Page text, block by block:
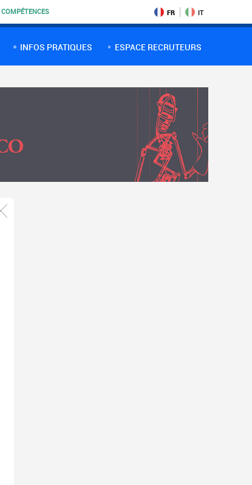
COMPÉTENCES FR IT
INFOS PRATIQUES ESPACE RECRUTEURS